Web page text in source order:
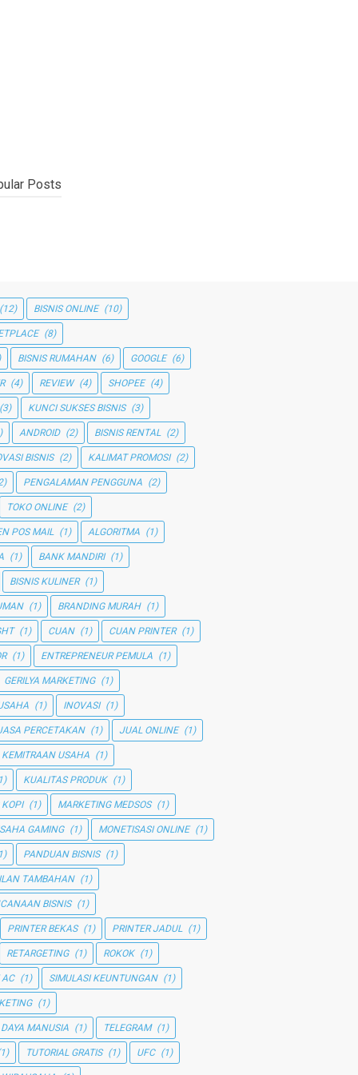
Posts
(12) BISNIS ONLINE (10)
(8)
BISNIS RUMAHAN (6) GOOGLE (6)
(4) REVIEW (4) SHOPEE (4)
(3) KUNCI SUKSES BISNIS (3)
ANDROID (2) BISNIS RENTAL (2)
BISNIS (2) KALIMAT PROMOSI (2)
PENGALAMAN PENGGUNA (2)
TOKO ONLINE (2)
POS MAIL (1) ALGORITMA (1)
(1) BANK MANDIRI (1)
BISNIS KULINER (1)
(1) BRANDING MURAH (1)
(1) CUAN (1) CUAN PRINTER (1)
(1) ENTREPRENEUR PEMULA (1)
GERILYA MARKETING (1)
(1) INOVASI (1)
PERCETAKAN (1) JUAL ONLINE (1)
KEMITRAAN USAHA (1)
KUALITAS PRODUK (1)
(1) MARKETING MEDSOS (1)
GAMING (1) MONETISASI ONLINE (1)
PANDUAN BISNIS (1)
TAMBAHAN (1)
BISNIS (1)
PRINTER BEKAS (1) PRINTER JADUL (1)
RETARGETING (1) ROKOK (1)
AC (1) SIMULASI KEUNTUNGAN (1)
(1)
MANUSIA (1) TELEGRAM (1)
TUTORIAL GRATIS (1) UFC (1)